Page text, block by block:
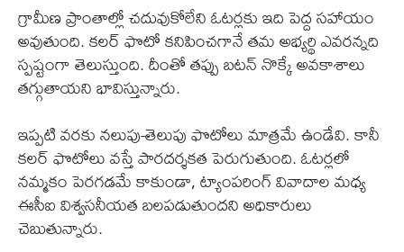
గ్రామీణ ప్రాంతాల్లో చదువుకోలేని ఓటర్లకు ఇది పెద్ద సహాయం
అవుతుంది. కలర్ ఫొటో కనిపించగానే తమ అభ్యర్థి ఎవరన్నది
స్పష్టంగా తెలుస్తుంది. దీంతో తప్పు బటన్ నొక్కే అవకాశాలు
తగ్గుతాయని భావిస్తున్నారు.
ఇప్పటి వరకు నలుపు-తెలుపు ఫొటోలు మాత్రమే ఉండేవి. కానీ
కలర్ ఫొటోలు వస్తే పారదర్శకత పెరుగుతుంది. ఓటర్లలో
నమ్మకం పెరగడమే కాకుండా, ట్యాంపరింగ్ వివాదాల మధ్య
ఈసీఐ విశ్వసనీయత బలపడుతుందని అధికారులు
చెబుతున్నారు.